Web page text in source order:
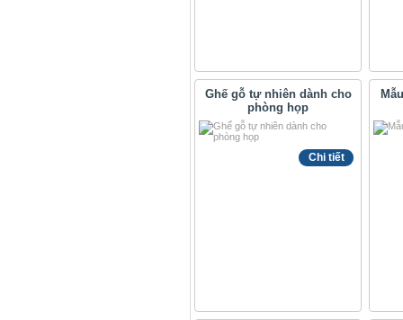
Ghế gỗ tự nhiên dành cho
phòng họp
Chi tiết